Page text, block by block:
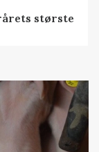
største